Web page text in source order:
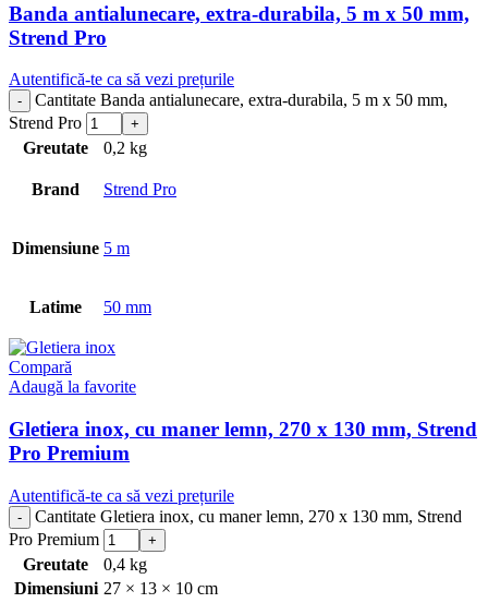
Banda antialunecare, extra-durabila, 5 m x 50 mm,
Strend Pro
Autentifică-te ca să vezi prețurile
Cantitate Banda antialunecare, extra-durabila, 5 m x 50 mm,
Strend Pro
Greutate
0,2 kg
Brand Strend Pro
Dimensiune 5 m
Latime 50 mm
Compară
Adaugă la favorite
Gletiera inox, cu maner lemn, 270 x 130 mm, Strend
Pro Premium
Autentifică-te ca să vezi prețurile
Cantitate Gletiera inox, cu maner lemn, 270 x 130 mm, Strend
Pro Premium
Greutate
0,4 kg
Dimensiuni 27 × 13 × 10 cm